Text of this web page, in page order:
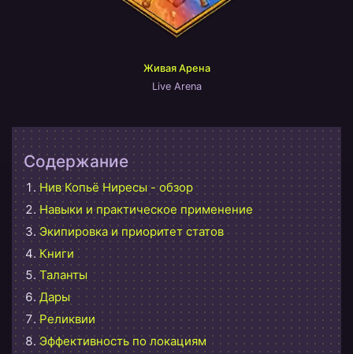
Живая Арена
Live Arena
Содержание
Нив Копьё Ниресы - обзор
Навыки и практическое применение
Экипировка и приоритет статов
Книги
Таланты
Дары
Реликвии
Эффективность по локациям